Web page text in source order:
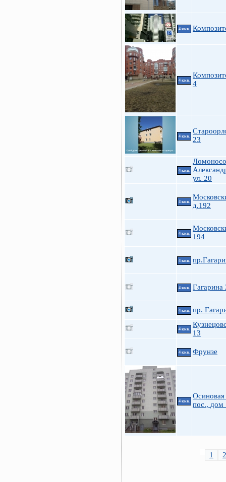
4 ккв.
4 ккв.
4
4 ккв.
23
4 ккв.
ул. 20
4 ккв.
д.192
4 ккв.
194
4 ккв.
4 ккв. Гагарина
4 ккв. пр.
4 ккв.
13
4 ккв. Фрунзе
4 ккв.
пос., дом
1 2